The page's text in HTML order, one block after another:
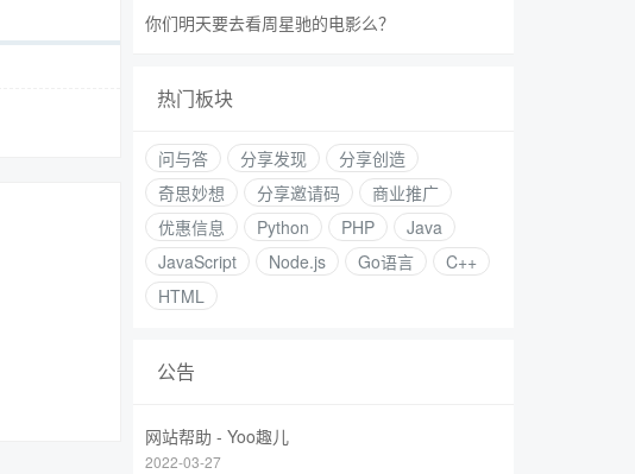
你们明天要去看周星驰的电影么？
热门板块
问与答 分享发现
分享创造
奇思妙想
分享邀请码
商业推广
优惠信息
Python PHP
Java
JavaScript
Node.js Go语言
C++
HTML
公告
网站帮助 - Yoo趣儿
2022-03-27